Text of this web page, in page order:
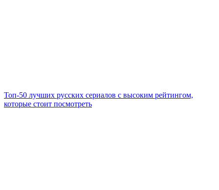
Топ-50 лучших русских сериалов с высоким рейтингом,
которые стоит посмотреть